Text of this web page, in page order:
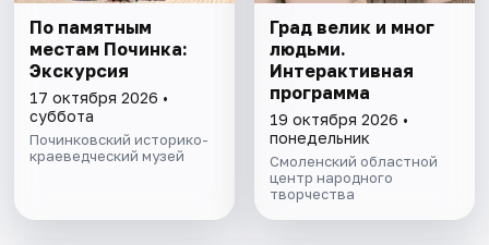
По памятным
местам Починка:
Экскурсия
17 октября 2026 •
суббота
Починковский историко-
краеведческий музей
Град велик и мног
людьми.
Интерактивная
программа
19 октября 2026 •
понедельник
Смоленский областной
центр народного
творчества